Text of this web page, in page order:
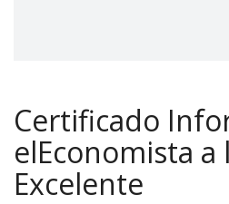
Certificado
elEconomista a
Excelente